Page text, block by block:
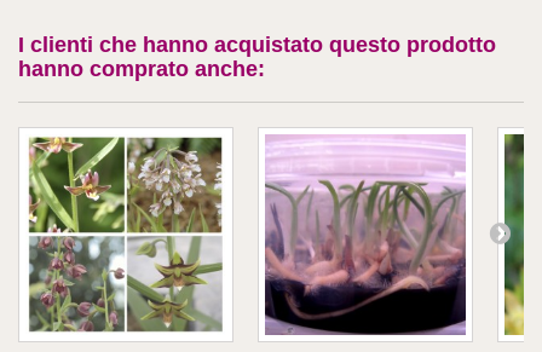
I clienti che hanno acquistato questo prodotto
hanno comprato anche: